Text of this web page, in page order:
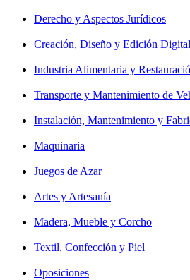
Derecho y Aspectos Jurídicos
Creación, Diseño y Edición Digital
Industria Alimentaria y
Transporte y Mantenimiento de
Instalación, Mantenimiento y
Maquinaria
Juegos de Azar
Artes y Artesanía
Madera, Mueble y Corcho
Textil, Confección y Piel
Oposiciones